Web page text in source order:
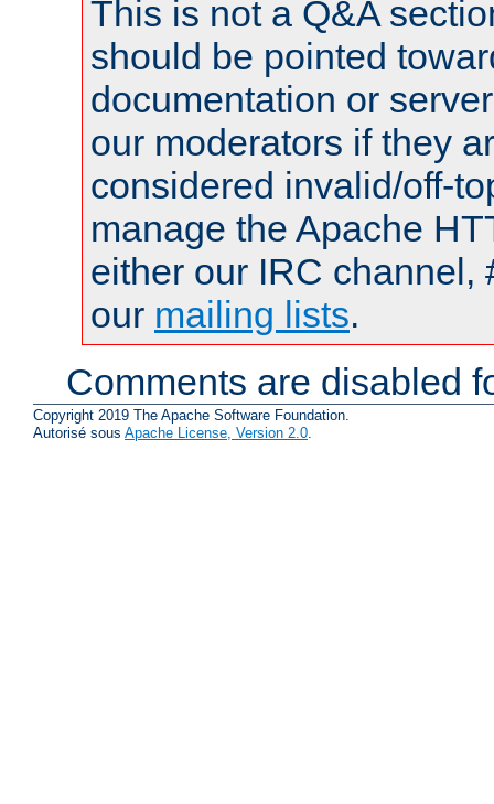
This is not a Q&A
should be pointed
documentation or
our moderators if they
considered invalid/off-
manage the Apache
either our IRC channel,
our mailing lists.
Comments are disabled
Copyright 2019 The Apache Software Foundation.
Autorisé sous Apache License, Version 2.0.